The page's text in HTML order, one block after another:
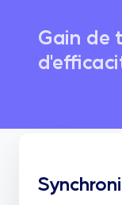
Gain de